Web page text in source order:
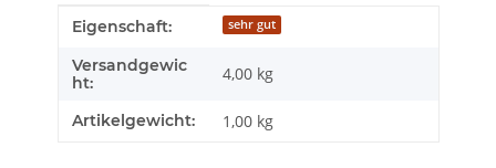
Produkteigenschaft
Wert
Eigenschaft: sehr gut
Versandgewic
ht:
4,00 kg
Artikelgewicht: 1,00 kg